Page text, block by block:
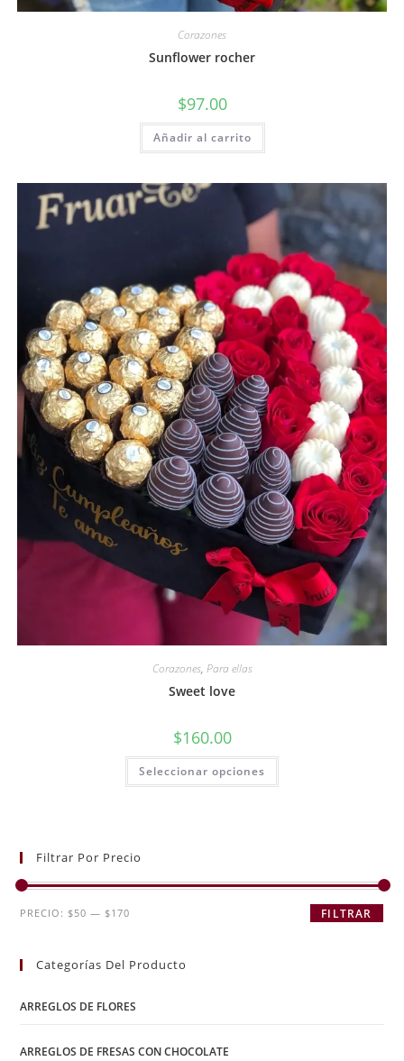
Corazones
Sunflower rocher
$97.00
Añadir al carrito
Corazones, Para ellas
Sweet love
$160.00
Seleccionar opciones
Filtrar Por Precio
FILTRAR
PRECIO:$50 —$170
Categorías Del Producto
ARREGLOS DE FLORES
ARREGLOS DE FRESAS CON CHOCOLATE